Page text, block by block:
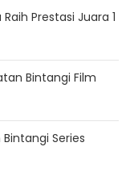
Prestasi Juara 1
Bintangi Film
Series